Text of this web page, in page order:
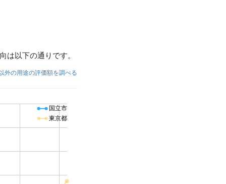
は以下の通りです。
外の用途の評価額を調べる
国立市
東京都